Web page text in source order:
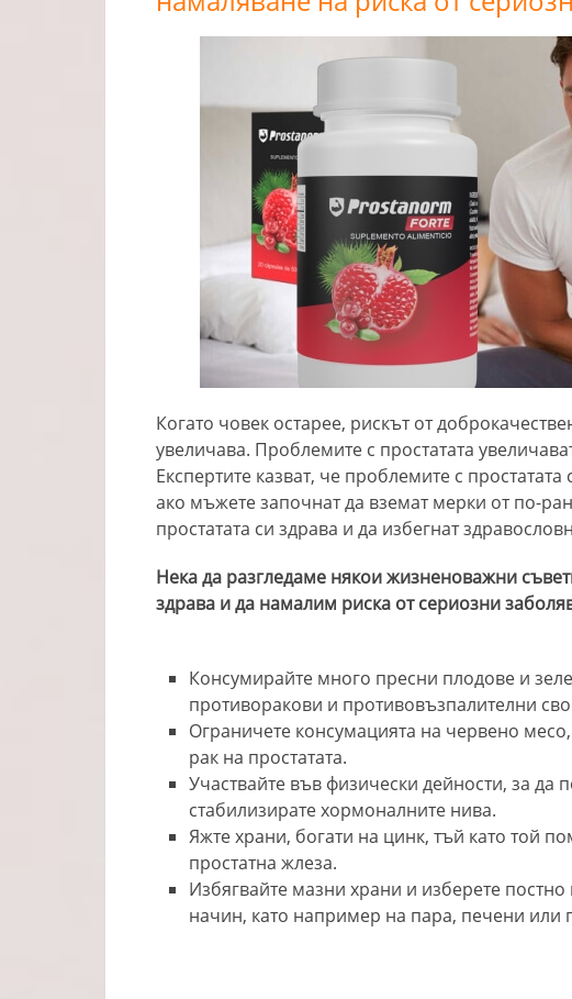
Когато човек остарее, рискът от
увеличава. Проблемите с простатата
Експертите казват, че проблемите с
ако мъжете започнат да вземат мерки от по-
простатата си здрава и да избегнат
Нека да разгледаме някои жизненоважни
здрава и да намалим риска от сериозни
Консумирайте много пресни плодове и
противоракови и противовъзпалителни
Ограничете консумацията на червено
рак на простатата.
Участвайте във физически дейности, за да
стабилизирате хормоналните нива.
Яжте храни, богати на цинк, тъй като той
простатна жлеза.
Избягвайте мазни храни и изберете
начин, като например на пара, печени или